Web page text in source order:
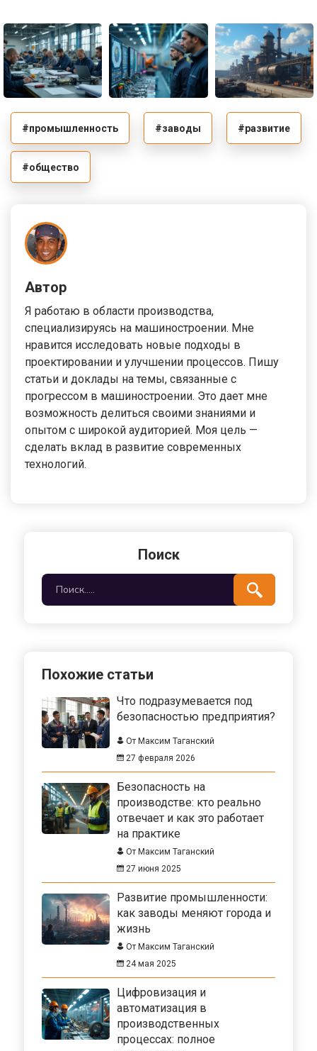
#промышленность #заводы #развитие
#общество
Автор
Я работаю в области производства,
специализируясь на машиностроении. Мне
нравится исследовать новые подходы в
проектировании и улучшении процессов. Пишу
статьи и доклады на темы, связанные с
прогрессом в машиностроении. Это дает мне
возможность делиться своими знаниями и
опытом с широкой аудиторией. Моя цель —
сделать вклад в развитие современных
технологий.
Поиск
Похожие статьи
Что подразумевается под
безопасностью предприятия?
От Максим Таганский
27 февраля 2026
Безопасность на
производстве: кто реально
отвечает и как это работает
на практике
От Максим Таганский
27 июня 2025
Развитие промышленности:
как заводы меняют города и
жизнь
От Максим Таганский
24 мая 2025
Цифровизация и
автоматизация в
производственных
процессах: полное